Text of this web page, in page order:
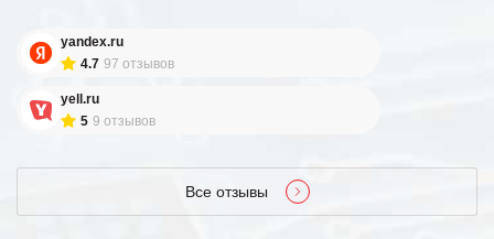
yandex.ru
4.7 97 отзывов
yell.ru
5 9 отзывов
Все отзывы